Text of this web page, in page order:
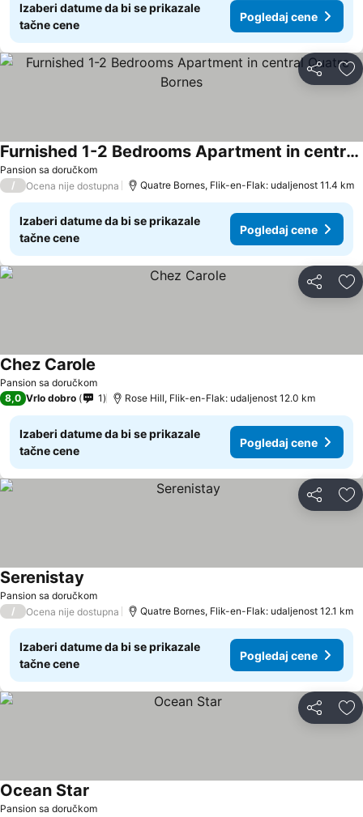
Izaberi datume da bi se prikazale
tačne cene
Pogledaj cene
Deli
Pansion sa doručkom
Furnished 1-2 Bedrooms Apartment in central Quatre Bornes
/ Ocena nije dostupna Quatre Bornes, Flik-en-Flak: udaljenost 11.4 km
Izaberi datume da bi se prikazale
tačne cene
Pogledaj cene
Deli
Pansion sa doručkom
Chez Carole
8,0 Vrlo dobro 1 Rose Hill, Flik-en-Flak: udaljenost 12.0 km
Izaberi datume da bi se prikazale
tačne cene
Pogledaj cene
Deli
Pansion sa doručkom
Serenistay
/ Ocena nije dostupna Quatre Bornes, Flik-en-Flak: udaljenost 12.1 km
Izaberi datume da bi se prikazale
tačne cene
Pogledaj cene
Deli
Pansion sa doručkom
Ocean Star